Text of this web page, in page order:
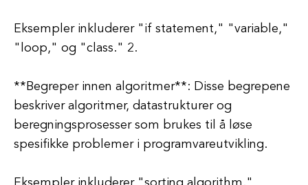
Eksempler inkluderer "if statement," "variable,"
"loop," og "class." 2.
**Begreper innen algoritmer**: Disse begrepene
beskriver algoritmer, datastrukturer og
beregningsprosesser som brukes til å løse
spesifikke problemer i programvareutvikling.